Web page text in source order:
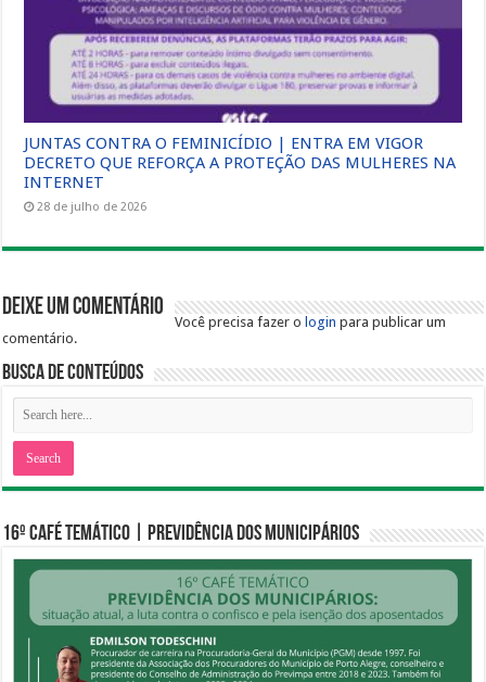
JUNTAS CONTRA O FEMINICÍDIO | ENTRA EM VIGOR
DECRETO QUE REFORÇA A PROTEÇÃO DAS MULHERES NA
INTERNET
28 de julho de 2026
Deixe um comentário
Você precisa fazer ologin para publicar um
comentário.
Busca de Conteúdos
16º CAFÉ TEMÁTICO | PREVIDÊNCIA DOS MUNICIPÁRIOS